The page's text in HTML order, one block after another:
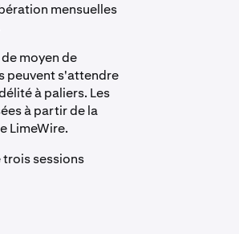
mensuelles
moyen de
peuvent s'attendre
à paliers. Les
à partir de la
LimeWire.
trois sessions